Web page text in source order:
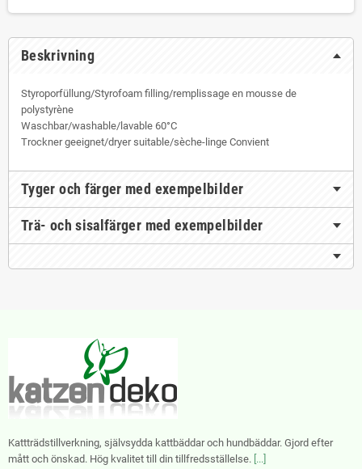
Beskrivning
Styroporfüllung/Styrofoam filling/remplissage en mousse de
polystyrène
Waschbar/washable/lavable 60°C
Trockner geeignet/dryer suitable/sèche-linge Convient
Tyger och färger med exempelbilder
Trä- och sisalfärger med exempelbilder
Kattträdstillverkning, självsydda kattbäddar och hundbäddar. Gjord efter
mått och önskad. Hög kvalitet till din tillfredsställelse. [...]